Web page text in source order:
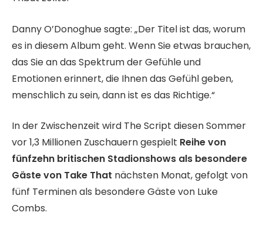
Danny O’Donoghue sagte: „Der Titel ist das, worum
es in diesem Album geht. Wenn Sie etwas brauchen,
das Sie an das Spektrum der Gefühle und
Emotionen erinnert, die Ihnen das Gefühl geben,
menschlich zu sein, dann ist es das Richtige.“
In der Zwischenzeit wird The Script diesen Sommer
vor 1,3 Millionen Zuschauern gespielt Reihe von
fünfzehn britischen Stadionshows als besondere
Gäste von Take That nächsten Monat, gefolgt von
fünf Terminen als besondere Gäste von Luke
Combs.